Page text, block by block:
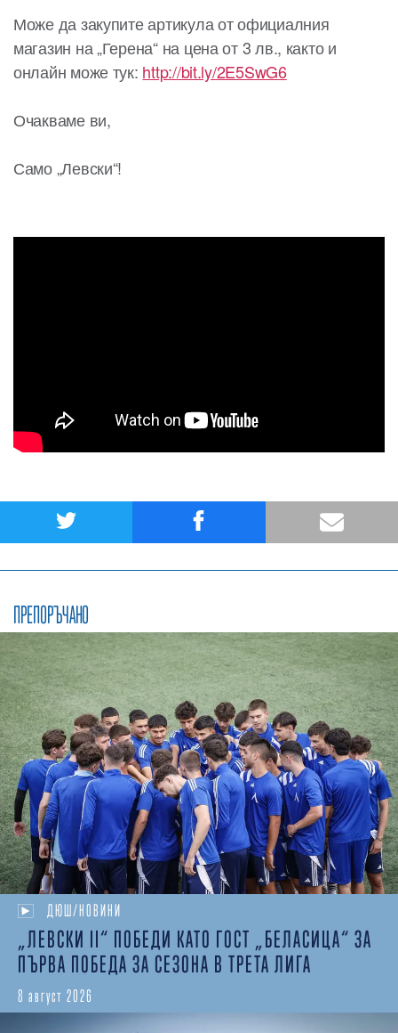
Може да закупите артикула от официалния
магазин на „Герена“ на цена от 3 лв., както и
онлайн може тук: http://bit.ly/2E5SwG6
Очакваме ви,
Само „Левски“!
ПРЕПОРЪЧАНО
ДЮШ/НОВИНИ
„ЛЕВСКИ II“ ПОБЕДИ КАТО ГОСТ „БЕЛАСИЦА“ ЗА
ПЪРВА ПОБЕДА ЗА СЕЗОНА В ТРЕТА ЛИГА
8 август 2026